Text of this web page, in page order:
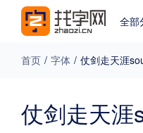
全部
免费下载 收费下载
首页 / 字体 / 仗剑走天涯
仗剑走天涯